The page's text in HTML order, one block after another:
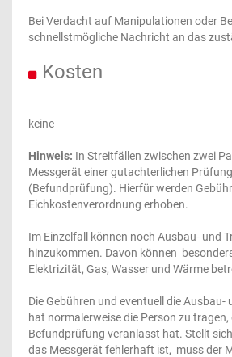
Bei Verdacht auf Manipulationen oder
schnellstmögliche Nachricht an das
Kosten
keine
Hinweis: In Streitfällen zwischen zwei
Messgerät einer gutachterlichen
(Befundprüfung). Hierfür werden
Eichkostenverordnung erhoben.
Im Einzelfall können noch Ausbau- und
hinzukommen. Davon können
Elektrizität, Gas, Wasser und Wärme
Die Gebühren und eventuell die
hat normalerweise die Person zu tragen,
Befundprüfung veranlasst hat. Stellt
das Messgerät fehlerhaft ist, muss der